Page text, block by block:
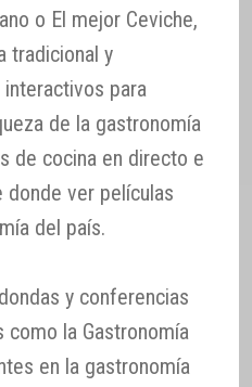
o El mejor Ceviche,
tradicional y
para
de la gastronomía
de cocina en directo e
donde ver películas
del país.
y conferencias
la Gastronomía
en la gastronomía